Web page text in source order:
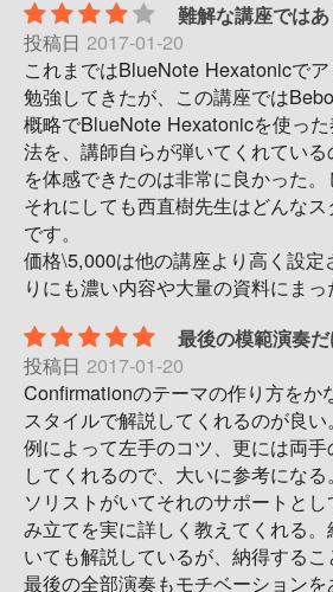
難解な講座では
投稿日 2017-01-20
これまではBlueNote Hexatonicで
勉強してきたが、この講座では
概略でBlueNote Hexatonicを使っ
法を、講師自らが弾いてくれてい
を体感できたのは非常に良かった。
それにしても西直樹先生はどんな
です。
価格\5,000は他の講座より高く設定
りにも濃い内容や大量の資料にまっ
最後の模範演奏
投稿日 2017-01-20
Confirmationのテーマの作り方をか
スタイルで解説してくれるのが良い。
例によって左手のコツ、更には両
してくれるので、大いに参考になる。
ソリストがいてそれのサポートと
み立てを実に詳しく教えてくれる
いても解説しているが、納得するこ
最後の全部演奏もモチベーション